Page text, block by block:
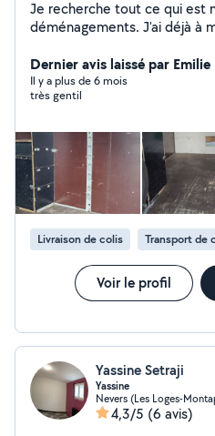
Je recherche tout ce qui est
déménagements. J'ai déjà à
Dernier avis laissé par
Il y a plus de 6 mois
très gentil
Livraison de colis Transport de
Voir le profil
Yassine Setraji
Yassine
Nevers (Les Loges-
4,3/5 (6 avis)